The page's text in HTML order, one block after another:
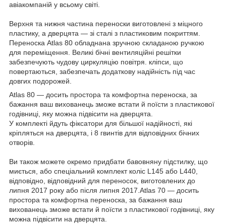
авіакомпаній у всьому світі.
Верхня та нижня частина переноски виготовлені з міцного
пластику, а дверцята — зі сталі з пластиковим покриттям.
Переноска Atlas 80 обладнана зручною складаною ручкою
для переміщення. Великі бічні вентиляційні решітки
забезпечують чудову циркуляцію повітря. кліпси, що
повертаються, забезпечать додаткову надійність під час
довгих подорожей.
Atlas 80 — досить простора та комфортна переноска, за
бажання ваш вихованець зможе встати й поїсти з пластикової
годівниці, яку можна підвісити на дверцята.
У комплекті йдуть фіксатори для більшої надійності, які
кріпляться на дверцята, і 8 гвинтів для відповідних бічних
отворів.
Ви також можете окремо придбати бавовняну підстилку, що
миється, або спеціальний комплект коліс L145 або L440,
відповідно, відповідний для переносок, виготовлених до
липня 2017 року або після липня 2017.Atlas 70 — досить
простора та комфортна переноска, за бажання ваш
вихованець зможе встати й поїсти з пластикової годівниці, яку
можна підвісити на дверцята.